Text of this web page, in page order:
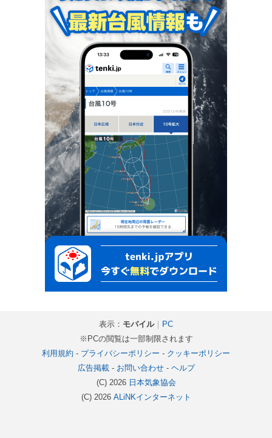
表示： モバイル｜ PC
※PCの閲覧は一部制限されます
利用規約 - プライバシーポリシー - クッキーポリシー
広告掲載- お問い合わせ- ヘルプ
(C) 2026 日本気象協会
(C) 2026 ALiNKインターネット